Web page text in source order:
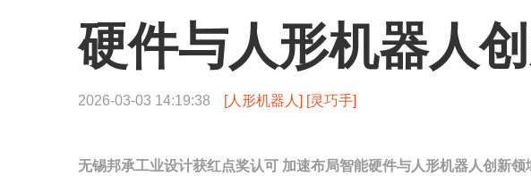
硬件与人形机器人
2026-03-03 14:19:38 [人形机器人] [灵巧手]
无锡邦承工业设计获红点奖认可 加速布局智能硬件与人形机器人创新领